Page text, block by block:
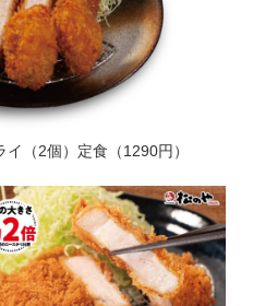
（2個）定食（1290円）